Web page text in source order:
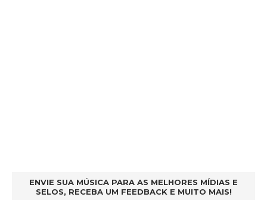
ENVIE SUA MÚSICA PARA AS MELHORES MÍDIAS E
SELOS, RECEBA UM FEEDBACK E MUITO MAIS!